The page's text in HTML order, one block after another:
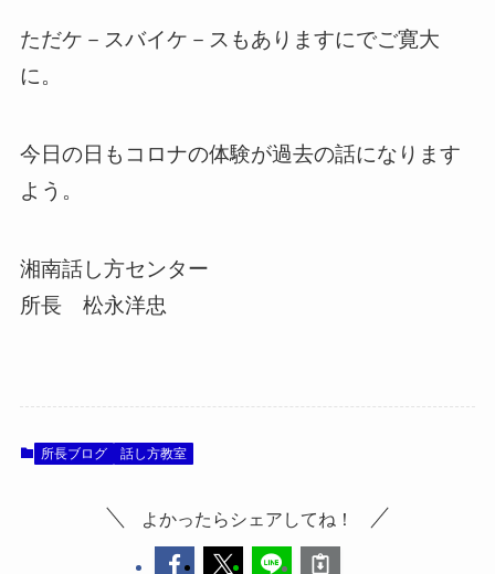
ただケ－スバイケ－スもありますにでご寛大
に。
今日の日もコロナの体験が過去の話になります
よう。
湘南話し方センター
所長 松永洋忠
所長ブログ 話し方教室
よかったらシェアしてね！